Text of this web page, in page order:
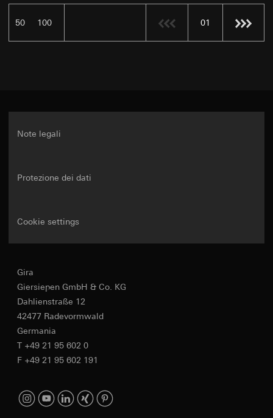
50 100 01
Note legali
Protezione dei dati
Cookie settings
Gira
Giersiepen GmbH & Co. KG
Dahlienstraße 12
42477 Radevormwald
Germania
T +49 21 95 602 0
F +49 21 95 602 191